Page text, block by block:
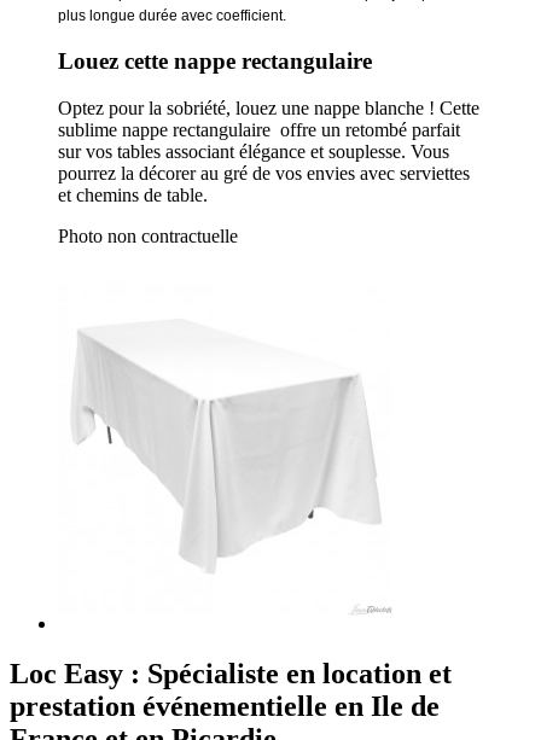
plus longue durée avec coefficient.
Louez cette nappe rectangulaire
Optez pour la sobriété, louez une nappe blanche ! Cette
sublime nappe rectangulaire offre un retombé parfait
sur vos tables associant élégance et souplesse. Vous
pourrez la décorer au gré de vos envies avec serviettes
et chemins de table.
Photo non contractuelle
Loc Easy : Spécialiste en location et
prestation événementielle en Ile de